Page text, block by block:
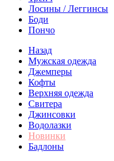
Лосины / Леггинсы
Боди
Пончо
Назад
Мужская одежда
Джемперы
Кофты
Верхняя одежда
Свитера
Джинсовки
Водолазки
Новинки
Бадлоны